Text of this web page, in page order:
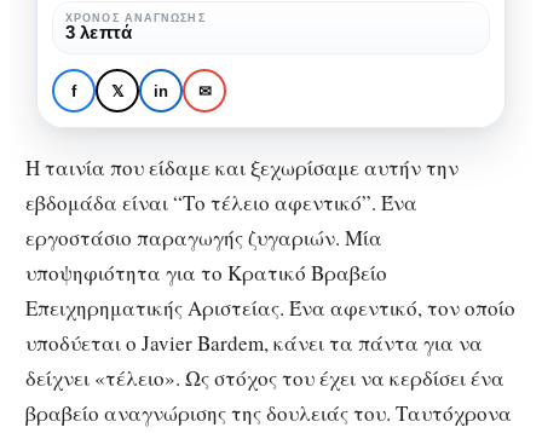
ΚΙΝΗΜΑΤΟΓΡΆΦΟΣ ΚΡΙΤΙΚΈΣ
Το Tέλειο Aφεντικό:
Υπάρχει και τον
ενσαρκώνει ο Javier
Bardem
τον
ενσαρκώνει
ο
Bardem
ΧΡΌΝΟΣ ΑΝΆΓΝΩΣΗΣ
3 λεπτά
f 𝕏 in ✉
Η ταινία που είδαμε και ξεχωρίσαμε αυτήν την
εβδομάδα είναι “Το τέλειο αφεντικό”. Ένα
εργοστάσιο παραγωγής ζυγαριών. Μία
υποψηφιότητα για το Κρατικό Βραβείο
Επειχηρηματικής Αριστείας. Ένα αφεντικό, τον οποίο
υποδύεται ο Javier Bardem, κάνει τα πάντα για να
δείχνει «τέλειο». Ως στόχος του έχει να κερδίσει ένα
βραβείο αναγνώρισης της δουλειάς του. Ταυτόχρονα